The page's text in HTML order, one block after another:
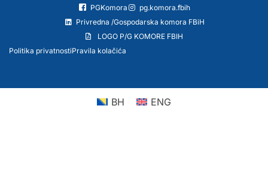
PGKomora
pg.komora.fbih
Privredna /Gospodarska komora FBiH
LOGO P/G KOMORE FBIH
Politika privatnostiPravila kolačića
BH ENG